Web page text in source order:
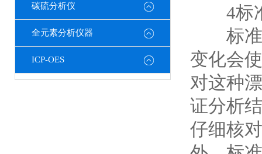
碳硫分析仪
全元素分析仪器
ICP-OES
4标
标准
变化会
对这种
证分析
仔细核